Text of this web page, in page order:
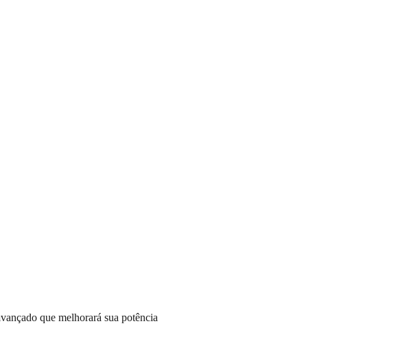
que melhorará sua potência